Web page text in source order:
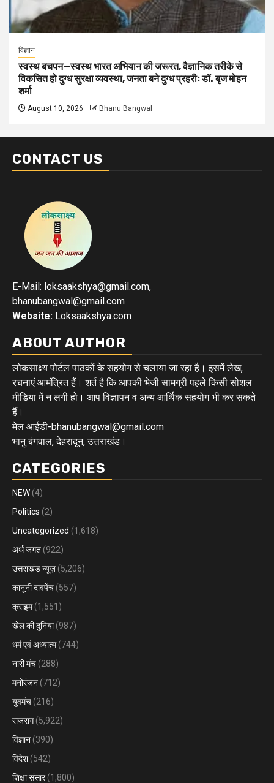
विज्ञान
स्वस्थ बचपन—स्वस्थ भारत अभियान की जरूरत, वैज्ञानिक तरीके से
विकसित हो दुग्ध सुरक्षा व्यवस्था, जनता बने दुग्ध प्रहरीः डॉ. बृज मोहन
शर्मा
August 10, 2026 Bhanu Bangwal
CONTACT US
E-Mail: loksaakshya@gmail.com,
bhanubangwal@gmail.com
Website: Loksaakshya.com
ABOUT AUTHOR
लोकसाक्ष्य पोर्टल पाठकों के सहयोग से चलाया जा रहा है। इसमें लेख,
रचनाएं आमंत्रित हैं। शर्त है कि आपकी भेजी सामग्री पहले किसी सोशल
मीडिया में न लगी हो। आप विज्ञापन व अन्य आर्थिक सहयोग भी कर सकते
हैं।
मेल आईडी-bhanubangwal@gmail.com
भानु बंगवाल, देहरादून, उत्तराखंड।
CATEGORIES
NEW (4)
Politics (2)
Uncategorized (1,618)
अर्थ जगत (922)
उत्तराखंड न्यूज़ (5,206)
कानूनी दावपेंच (557)
क्राइम(1,551)
खेल की दुनिया(987)
धर्म एवं अध्यात्म(744)
नारी मंच (288)
मनोरंजन (712)
युवमंच (216)
राजराग(5,922)
विज्ञान (390)
विदेश (542)
शिक्षा संसार(1,800)